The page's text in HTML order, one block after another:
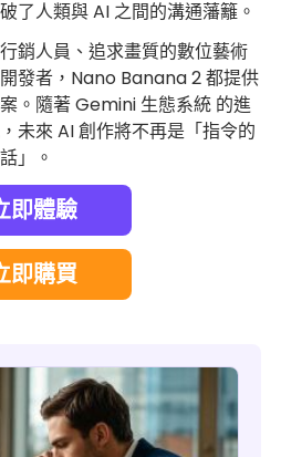
了人類與 AI 之間的溝通藩籬。
銷人員、追求畫質的數位藝術
發者，Nano Banana 2 都提供
。隨著 Gemini 生態系統 的進
未來 AI 創作將不再是「指令的
」。
即體驗
即購買